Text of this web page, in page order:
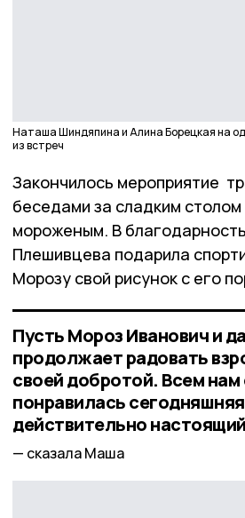
Наташа Шиндяпина и Алина Борецкая на
из встреч
Закончилось мероприятие
беседами за сладким
мороженым. В
Плешивцева подарила
Морозу свой рисунок с его
Пусть Мороз Иванович и
продолжает радовать
своей добротой. Всем нам
понравилась
действительно
сказала Маша